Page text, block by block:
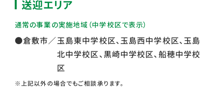
送迎エリア
通常の事業の実施地域（中学校区で表⽰）
●倉敷市／玉島東中学校区、玉島西中学校区、玉島
北中学校区、黒崎中学校区、船穂中学校
区
※上記以外の場合でもご相談承ります。